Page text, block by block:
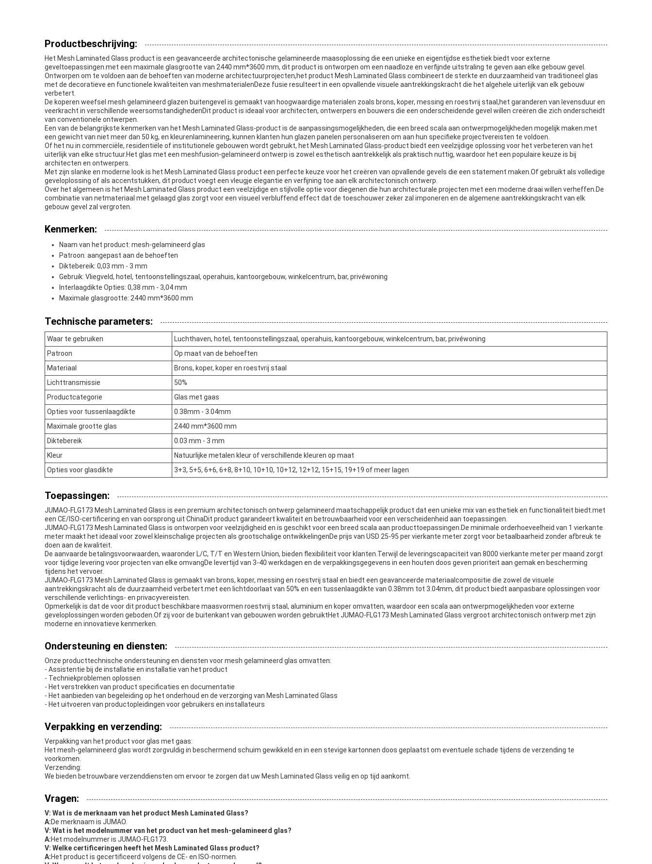
Productbeschrijving:
Het Mesh Laminated Glass product is een geavanceerde architectonische gelamineerde maasoplossing die een unieke en eigentijdse esthetiek biedt voor externe
geveltoepassingen.met een maximale glasgrootte van 2440 mm*3600 mm, dit product is ontworpen om een naadloze en verfijnde uitstraling te geven aan elke gebouw gevel.
Ontworpen om te voldoen aan de behoeften van moderne architectuurprojecten,het product Mesh Laminated Glass combineert de sterkte en duurzaamheid van traditioneel glas
met de decoratieve en functionele kwaliteiten van meshmaterialenDeze fusie resulteert in een opvallende visuele aantrekkingskracht die het algehele uiterlijk van elk gebouw
verbetert.
De koperen weefsel mesh gelamineerd glazen buitengevel is gemaakt van hoogwaardige materialen zoals brons, koper, messing en roestvrij staal,het garanderen van levensduur en
veerkracht in verschillende weersomstandighedenDit product is ideaal voor architecten, ontwerpers en bouwers die een onderscheidende gevel willen creëren die zich onderscheidt
van conventionele ontwerpen.
Een van de belangrijkste kenmerken van het Mesh Laminated Glass-product is de aanpassingsmogelijkheden, die een breed scala aan ontwerpmogelijkheden mogelijk maken.met
een gewicht van niet meer dan 50 kg, en kleurenlamineering, kunnen klanten hun glazen panelen personaliseren om aan hun specifieke projectvereisten te voldoen.
Of het nu in commerciële, residentiële of institutionele gebouwen wordt gebruikt, het Mesh Laminated Glass-product biedt een veelzijdige oplossing voor het verbeteren van het
uiterlijk van elke structuur.Het glas met een meshfusion-gelamineerd ontwerp is zowel esthetisch aantrekkelijk als praktisch nuttig, waardoor het een populaire keuze is bij
architecten en ontwerpers.
Met zijn slanke en moderne look is het Mesh Laminated Glass product een perfecte keuze voor het creëren van opvallende gevels die een statement maken.Of gebruikt als volledige
geveloplossing of als accentstukken, dit product voegt een vleugje elegantie en verfijning toe aan elk architectonisch ontwerp.
Over het algemeen is het Mesh Laminated Glass product een veelzijdige en stijlvolle optie voor diegenen die hun architecturale projecten met een moderne draai willen verheffen.De
combinatie van netmateriaal met gelaagd glas zorgt voor een visueel verbluffend effect dat de toeschouwer zeker zal imponeren en de algemene aantrekkingskracht van elk
gebouw gevel zal vergroten.
Kenmerken:
Naam van het product: mesh-gelamineerd glas
Patroon: aangepast aan de behoeften
Diktebereik: 0,03 mm - 3 mm
Gebruik: Vliegveld, hotel, tentoonstellingszaal, operahuis, kantoorgebouw, winkelcentrum, bar, privéwoning
Interlaagdikte Opties: 0,38 mm - 3,04 mm
Maximale glasgrootte: 2440 mm*3600 mm
Technische parameters:
Waar te gebruiken
Luchthaven, hotel, tentoonstellingszaal, operahuis, kantoorgebouw, winkelcentrum, bar, privéwoning
Patroon
Op maat van de behoeften
Materiaal
Brons, koper, koper en roestvrij staal
Lichttransmissie
50%
Productcategorie
Glas met gaas
Opties voor tussenlaagdikte
0.38mm - 3.04mm
Maximale grootte glas
2440 mm*3600 mm
Diktebereik
0.03 mm - 3 mm
Kleur
Natuurlijke metalen kleur of verschillende kleuren op maat
Opties voor glasdikte
3+3, 5+5, 6+6, 6+8, 8+10, 10+10, 10+12, 12+12, 15+15, 19+19 of meer lagen
Toepassingen:
JUMAO-FLG173 Mesh Laminated Glass is een premium architectonisch ontwerp gelamineerd maatschappelijk product dat een unieke mix van esthetiek en functionaliteit biedt.met
een CE/ISO-certificering en van oorsprong uit ChinaDit product garandeert kwaliteit en betrouwbaarheid voor een verscheidenheid aan toepassingen.
JUMAO-FLG173 Mesh Laminated Glass is ontworpen voor veelzijdigheid en is geschikt voor een breed scala aan producttoepassingen.De minimale orderhoeveelheid van 1 vierkante
meter maakt het ideaal voor zowel kleinschalige projecten als grootschalige ontwikkelingenDe prijs van USD 25-95 per vierkante meter zorgt voor betaalbaarheid zonder afbreuk te
doen aan de kwaliteit.
De aanvaarde betalingsvoorwaarden, waaronder L/C, T/T en Western Union, bieden flexibiliteit voor klanten.Terwijl de leveringscapaciteit van 8000 vierkante meter per maand zorgt
voor tijdige levering voor projecten van elke omvangDe levertijd van 3-40 werkdagen en de verpakkingsgegevens in een houten doos geven prioriteit aan gemak en bescherming
tijdens het vervoer.
JUMAO-FLG173 Mesh Laminated Glass is gemaakt van brons, koper, messing en roestvrij staal en biedt een geavanceerde materiaalcompositie die zowel de visuele
aantrekkingskracht als de duurzaamheid verbetert.met een lichtdoorlaat van 50% en een tussenlaagdikte van 0.38mm tot 3.04mm, dit product biedt aanpasbare oplossingen voor
verschillende verlichtings- en privacyvereisten.
Opmerkelijk is dat de voor dit product beschikbare maasvormen roestvrij staal, aluminium en koper omvatten, waardoor een scala aan ontwerpmogelijkheden voor externe
geveloplossingen worden geboden.Of zij voor de buitenkant van gebouwen worden gebruiktHet JUMAO-FLG173 Mesh Laminated Glass vergroot architectonisch ontwerp met zijn
moderne en innovatieve kenmerken.
Ondersteuning en diensten:
Onze producttechnische ondersteuning en diensten voor mesh gelamineerd glas omvatten:
- Assistentie bij de installatie en installatie van het product
- Techniekproblemen oplossen
- Het verstrekken van product specificaties en documentatie
- Het aanbieden van begeleiding op het onderhoud en de verzorging van Mesh Laminated Glass
- Het uitvoeren van productopleidingen voor gebruikers en installateurs
Verpakking en verzending:
Verpakking van het product voor glas met gaas:
Het mesh-gelamineerd glas wordt zorgvuldig in beschermend schuim gewikkeld en in een stevige kartonnen doos geplaatst om eventuele schade tijdens de verzending te
voorkomen.
Verzending:
We bieden betrouwbare verzenddiensten om ervoor te zorgen dat uw Mesh Laminated Glass veilig en op tijd aankomt.
Vragen:
V: Wat is de merknaam van het product Mesh Laminated Glass?
A:De merknaam is JUMAO.
V: Wat is het modelnummer van het product van het mesh-gelamineerd glas?
A:Het modelnummer is JUMAO-FLG173.
V: Welke certificeringen heeft het Mesh Laminated Glass product?
A:Het product is gecertificeerd volgens de CE- en ISO-normen.